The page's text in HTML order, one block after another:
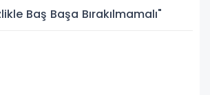
Baş Başa Bırakılmamalı"